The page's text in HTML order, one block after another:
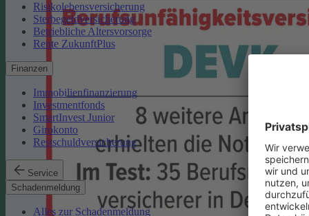
Risikolebensversicherung
Sterbegeldversicherung
Betriebliche Altersvorsorge
Rente ZukunftPlus
Finanzen
Immobilienfinanzierung
Investmentfonds
SmartInvest Junior
Girokonto
Restschuldversicherung
Service
Schadenmeldung
Alles zur Schadenmeldung